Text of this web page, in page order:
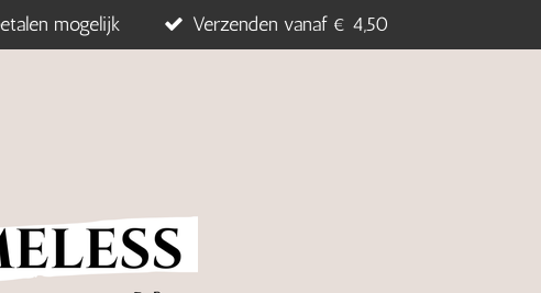
mogelijk Verzenden vanaf € 4,50